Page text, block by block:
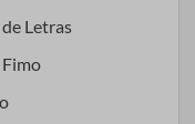
Letras